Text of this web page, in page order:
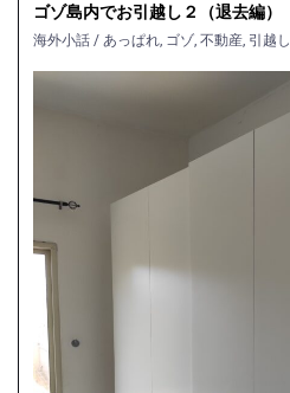
ゴゾ島内でお引越し２（退去編）
海外小話 / あっぱれ ゴゾ 不動産 引越し